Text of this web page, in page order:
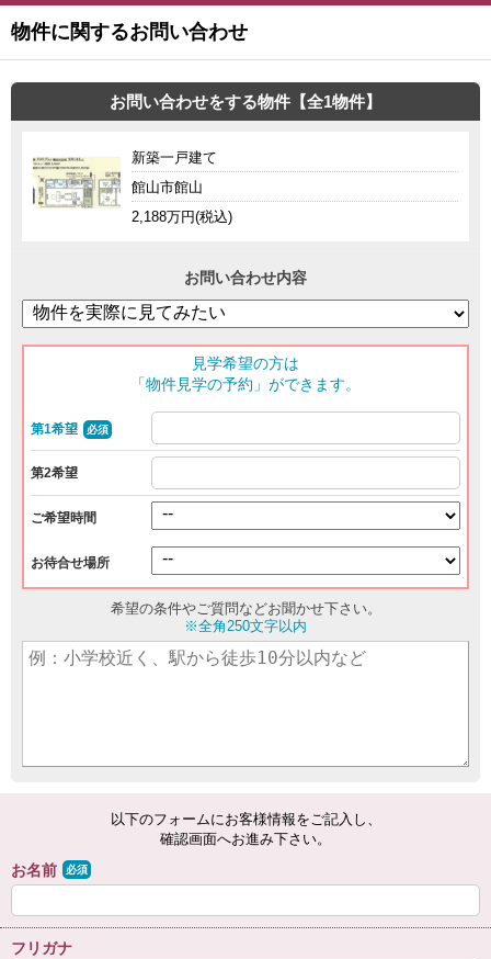
物件に関するお問い合わせ
お問い合わせをする物件【全1物件】
新築一戸建て
館山市館山
2,188万円(税込)
お問い合わせ内容
見学希望の方は
「物件見学の予約」ができます。
第1希望 必須
第2希望
ご希望時間
お待合せ場所
希望の条件やご質問などお聞かせ下さい。
※全角250文字以内
以下のフォームにお客様情報をご記入し、
確認画面へお進み下さい。
お名前 必須
フリガナ